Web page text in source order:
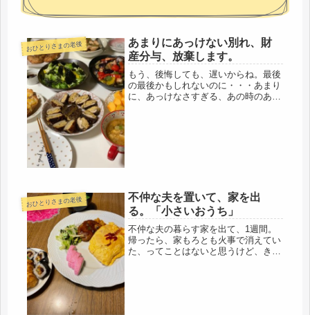
おひとりさまの老後
あまりにあっけない別れ、財
産分与、放棄します。
もう、後悔しても、遅いからね。最後
の最後かもしれないのに・・・あまり
に、あっけなさすぎる、あの時のあの
おひとりさまの老後
不仲な夫を置いて、家を出
る。「小さいおうち」
不仲な夫の暮らす家を出て、1週間。
帰ったら、家もろとも火事で消えてい
た、ってことはないと思うけど、きっ